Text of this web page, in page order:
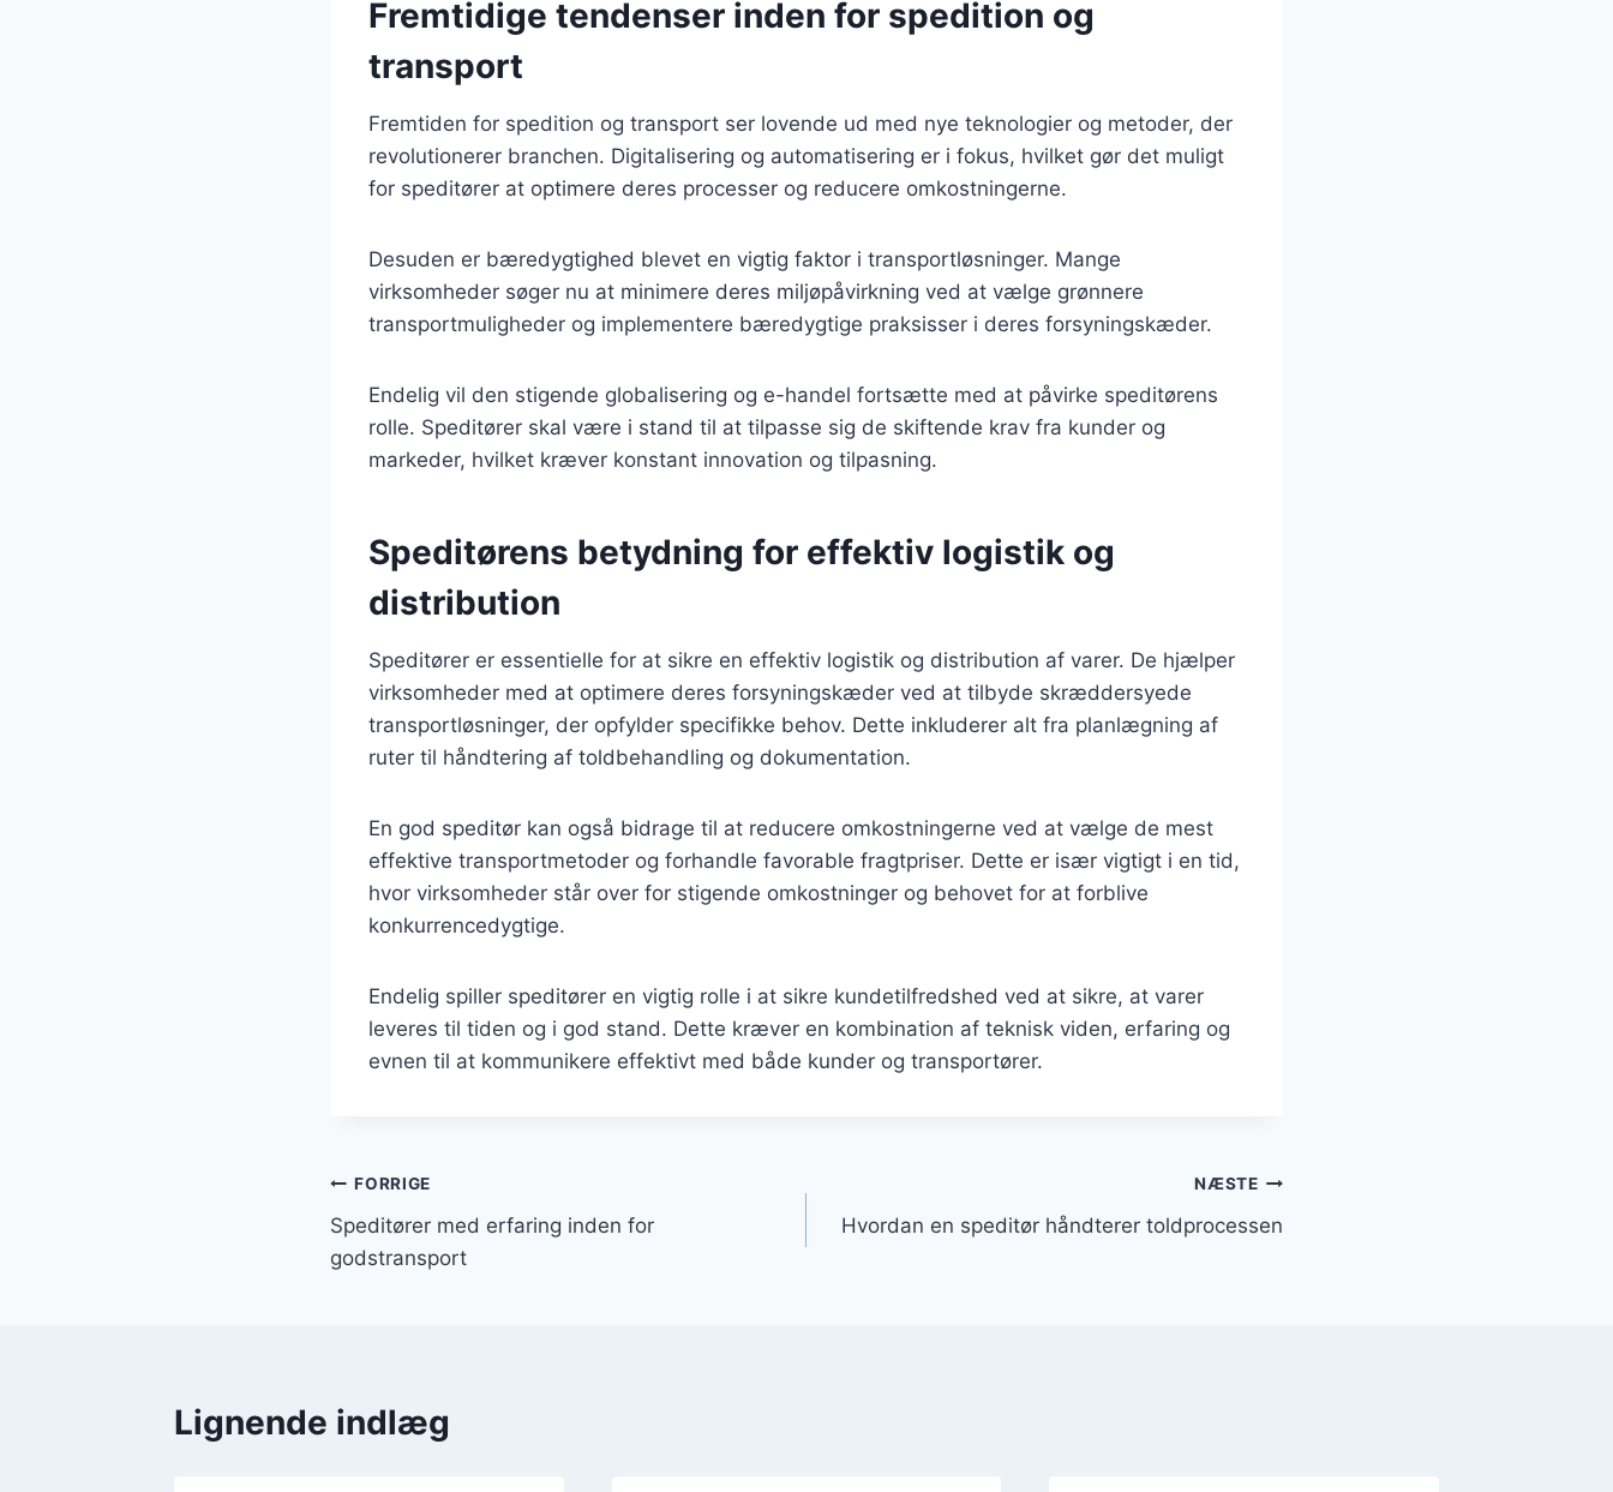
Fremtidige tendenser inden for spedition og
transport
Fremtiden for spedition og transport ser lovende ud med nye teknologier og metoder, der
revolutionerer branchen. Digitalisering og automatisering er i fokus, hvilket gør det muligt
for speditører at optimere deres processer og reducere omkostningerne.
Desuden er bæredygtighed blevet en vigtig faktor i transportløsninger. Mange
virksomheder søger nu at minimere deres miljøpåvirkning ved at vælge grønnere
transportmuligheder og implementere bæredygtige praksisser i deres forsyningskæder.
Endelig vil den stigende globalisering og e-handel fortsætte med at påvirke speditørens
rolle. Speditører skal være i stand til at tilpasse sig de skiftende krav fra kunder og
markeder, hvilket kræver konstant innovation og tilpasning.
Speditørens betydning for effektiv logistik og
distribution
Speditører er essentielle for at sikre en effektiv logistik og distribution af varer. De hjælper
virksomheder med at optimere deres forsyningskæder ved at tilbyde skræddersyede
transportløsninger, der opfylder specifikke behov. Dette inkluderer alt fra planlægning af
ruter til håndtering af toldbehandling og dokumentation.
En god speditør kan også bidrage til at reducere omkostningerne ved at vælge de mest
effektive transportmetoder og forhandle favorable fragtpriser. Dette er især vigtigt i en tid,
hvor virksomheder står over for stigende omkostninger og behovet for at forblive
konkurrencedygtige.
Endelig spiller speditører en vigtig rolle i at sikre kundetilfredshed ved at sikre, at varer
leveres til tiden og i god stand. Dette kræver en kombination af teknisk viden, erfaring og
evnen til at kommunikere effektivt med både kunder og transportører.
Indlægsnavigation
FORRIGE
Speditører med erfaring inden for
godstransport
NÆSTE
Hvordan en speditør håndterer toldprocessen
Lignende indlæg